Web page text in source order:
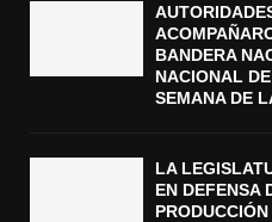
BANDERA
NACIONAL
SEMANA DE
LA
EN DEFENSA